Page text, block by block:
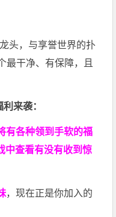
头，与享誉世界的扑
最干净、有保障，且
来袭：
有各种领到手软的福
中查看有没有收到惊
，现在正是你加入的